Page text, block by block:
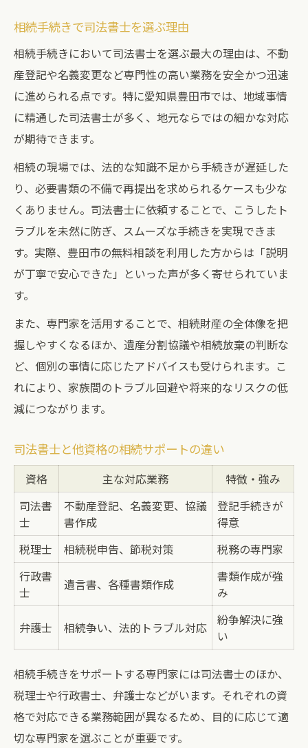
相続手続きで司法書士を選ぶ理由
相続手続きにおいて司法書士を選ぶ最大の理由は、不動
産登記や名義変更など専門性の高い業務を安全かつ迅速
に進められる点です。特に愛知県豊田市では、地域事情
に精通した司法書士が多く、地元ならではの細かな対応
が期待できます。
相続の現場では、法的な知識不足から手続きが遅延した
り、必要書類の不備で再提出を求められるケースも少な
くありません。司法書士に依頼することで、こうしたト
ラブルを未然に防ぎ、スムーズな手続きを実現できま
す。実際、豊田市の無料相談を利用した方からは「説明
が丁寧で安心できた」といった声が多く寄せられていま
す。
また、専門家を活用することで、相続財産の全体像を把
握しやすくなるほか、遺産分割協議や相続放棄の判断な
ど、個別の事情に応じたアドバイスも受けられます。こ
れにより、家族間のトラブル回避や将来的なリスクの低
減につながります。
司法書士と他資格の相続サポートの違い
資格 主な対応業務
特徴・強み
司法書
士
不動産登記、名義変更、協議
書作成
登記手続きが
得意
税理士
相続税申告、節税対策
税務の専門家
行政書
士
遺言書、各種書類作成
書類作成が強
み
弁護士 相続争い、法的トラブル対応
紛争解決に強
い
相続手続きをサポートする専門家には司法書士のほか、
税理士や行政書士、弁護士などがいます。それぞれの資
格で対応できる業務範囲が異なるため、目的に応じて適
切な専門家を選ぶことが重要です。